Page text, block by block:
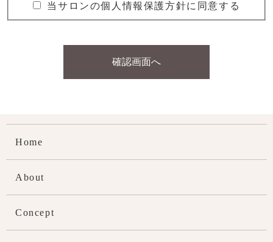
当サロンの個人情報保護方針に同意する
確認画面へ
Home
About
Concept